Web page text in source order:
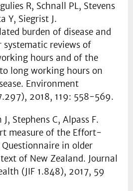
R, Schnall PL, Stevens
Y, Siegrist J.
burden of disease and
reviews of
hours and of the
long working hours on
Environment
2018, 119: 558-569.
Stephens C, Alpass F.
measure of the Effort-
in older
of New Zealand. Journal
(JIF 1.848), 2017, 59